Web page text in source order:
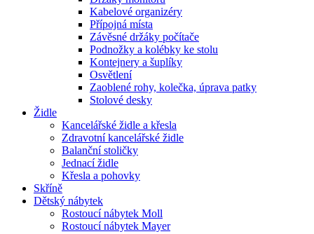
Kabelové organizéry
Přípojná místa
Závěsné držáky počítače
Podnožky a kolébky ke stolu
Kontejnery a šuplíky
Osvětlení
Zaoblené rohy, kolečka, úprava patky
Stolové desky
Židle
Kancelářské židle a křesla
Zdravotní kancelářské židle
Balanční stoličky
Jednací židle
Křesla a pohovky
Skříně
Dětský nábytek
Rostoucí nábytek Moll
Rostoucí nábytek Mayer